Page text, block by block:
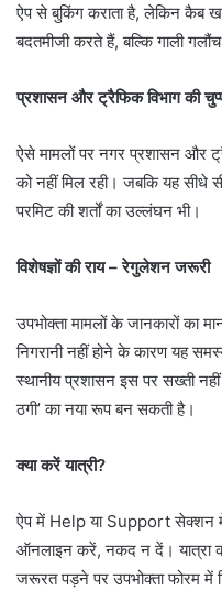
ऐप से बुकिंग कराता है, लेकिन कैब
बदतमीजी करते हैं, बल्कि गाली
प्रशासन और ट्रैफिक विभाग की
ऐसे मामलों पर नगर प्रशासन और
को नहीं मिल रही। जबकि यह सीधे
परमिट की शर्तों का उल्लंघन भी।
विशेषज्ञों की राय – रेगुलेशन जरूरी
उपभोक्ता मामलों के जानकारों का
निगरानी नहीं होने के कारण यह
स्थानीय प्रशासन इस पर सख्ती
ठगी’ का नया रूप बन सकती है।
क्या करें यात्री?
ऐप में Help या Support सेक्शन
ऑनलाइन करें, नकद न दें। यात्रा
जरूरत पड़ने पर उपभोक्ता फोरम